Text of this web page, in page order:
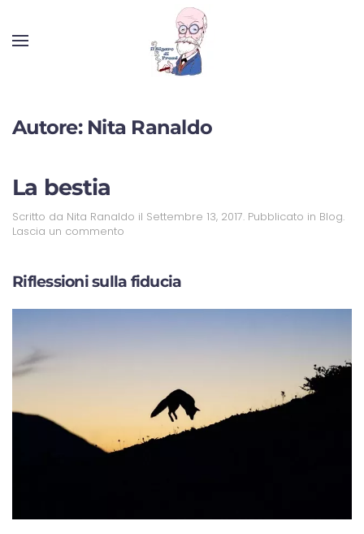
Autore: Nita Ranaldo
La bestia
Scritto da Nita Ranaldo il Settembre 13, 2017. Pubblicato in Blog.
Lascia un commento
Riflessioni sulla fiducia